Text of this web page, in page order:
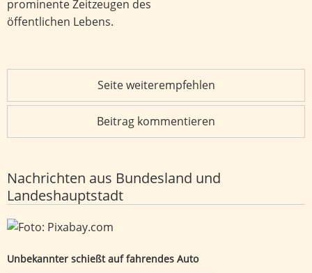
prominente Zeitzeugen des
öffentlichen Lebens.
Seite weiterempfehlen
Beitrag kommentieren
Nachrichten aus Bundesland und
Landeshauptstadt
Unbekannter schießt auf fahrendes Auto
Unbekannter schießt auf fahrendes Auto